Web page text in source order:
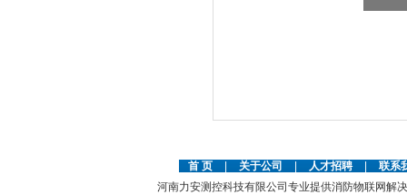
首 页 关于公司 人才招聘
联系
河南力安测控科技有限公司专业提供消防物联网解